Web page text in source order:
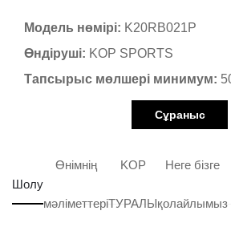
Модель нөмірі: K20RB021P
Өндіруші: KOP SPORTS
Тапсырыс мөлшері минимум:
Сұраныс
Шолу
Өнімнің
мәліметтері
KOP
ТУРАЛЫ
Неге бізге
қолайлымыз